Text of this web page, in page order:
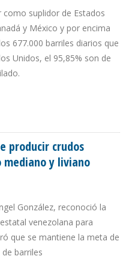
como suplidor de Estados
y México y por encima
677.000 barriles diarios que
Unidos, el 95,85% son de
producir crudos
y liviano
González, reconoció la
venezolana para
que se mantiene la meta de
barriles